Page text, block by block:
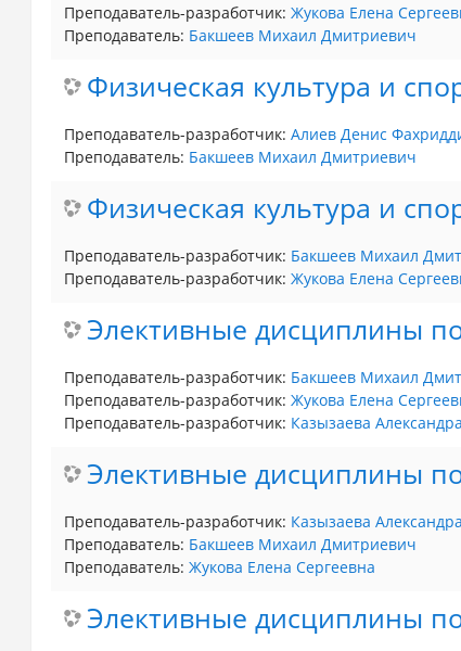
Преподаватель-разработчик: Жукова Елена
Преподаватель: Бакшеев Михаил Дмитриевич
Физическая культура и
Преподаватель-разработчик: Алиев Денис
Преподаватель: Бакшеев Михаил Дмитриевич
Физическая культура и
Преподаватель-разработчик: Бакшеев Михаил
Преподаватель-разработчик: Жукова Елена
Элективные дисциплины
Преподаватель-разработчик: Бакшеев Михаил
Преподаватель-разработчик: Жукова Елена
Преподаватель-разработчик: Казызаева
Элективные дисциплины
Преподаватель-разработчик: Казызаева
Преподаватель: Бакшеев Михаил Дмитриевич
Преподаватель: Жукова Елена Сергеевна
Элективные дисциплины